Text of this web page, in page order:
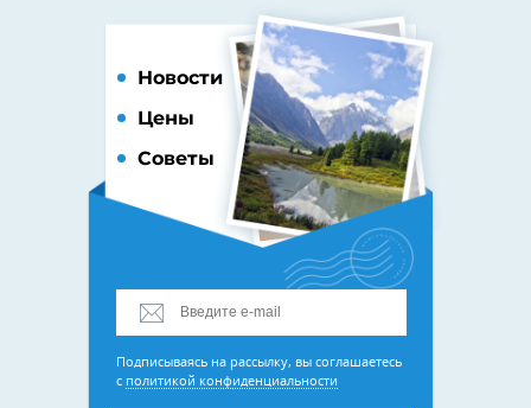
Новости
Цены
Советы
Подписываясь на рассылку, вы соглашаетесь
с политикой конфиденциальности